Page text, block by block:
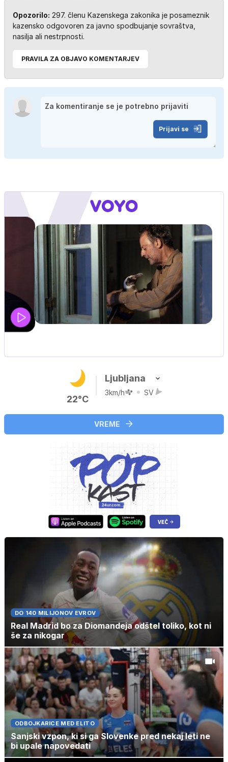
Opozorilo: 297. členu Kazenskega zakonika je posameznik
kazensko odgovoren za javno spodbujanje sovraštva,
nasilja ali nestrpnosti.
PRAVILA ZA OBJAVO KOMENTARJEV
Prijavi se
IQ 160
22°C
Ljubljana
3km/h SV
VREME
DO 140 MILIJONOV EVROV
Real Madrid bo za Diomandeja odštel toliko, kot ni
še za nikogar
ODBOJKARICE MED ELITO
Sanjski vzpon, ki si ga Slovenke pred nekaj leti ne
bi upale napovedati